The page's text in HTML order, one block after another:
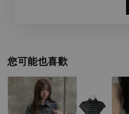
您可能也喜歡